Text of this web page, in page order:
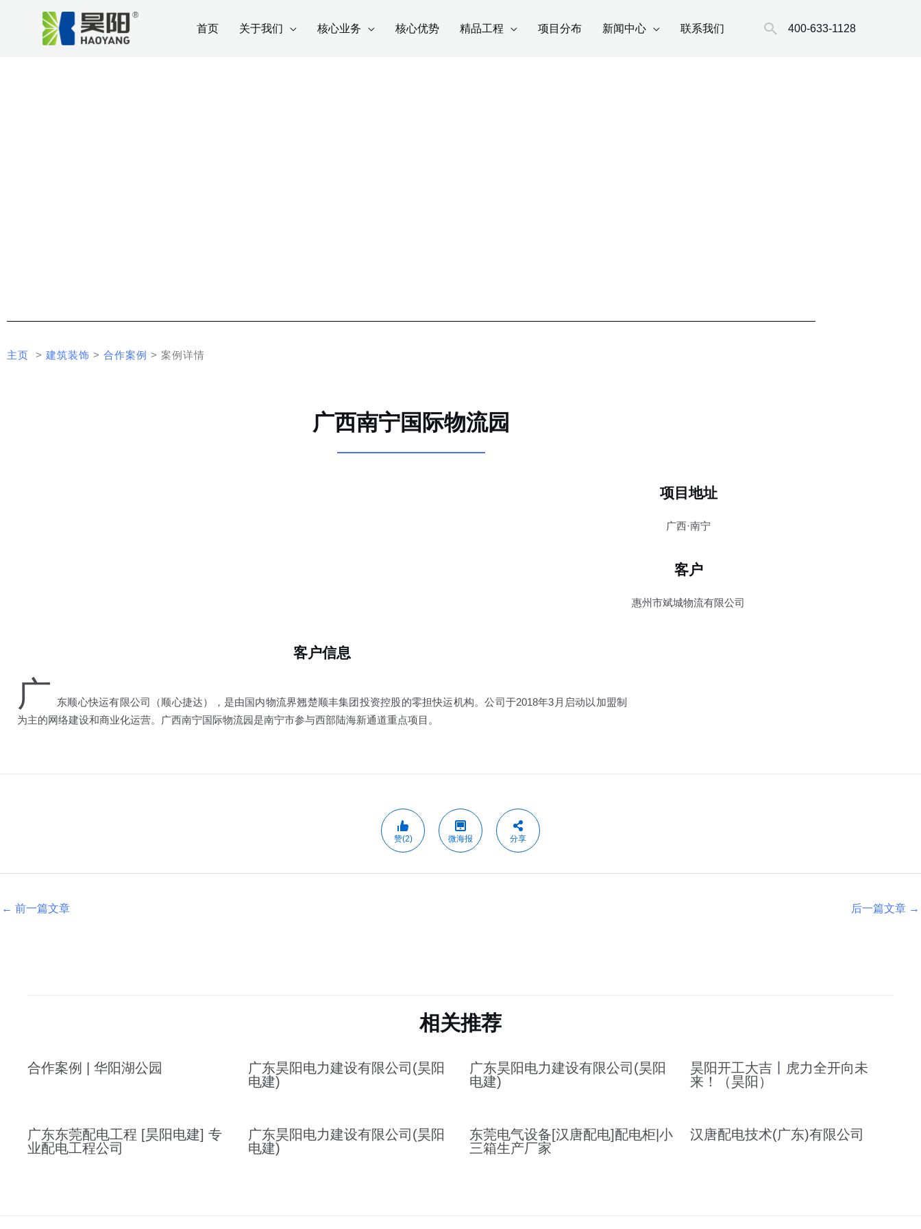
首页 关于我们 核心业务 核心优势 精品工程 项目分布 新闻中心 联系我们
搜
400-633-1128
主页 > 建筑装饰 > 合作案例 > 案例详情
广西南宁国际物流园
项目地址
广西·南宁
客户
惠州市斌城物流有限公司
客户信息
广
东顺心快运有限公司（顺心捷达），是由国内物流界翘楚顺丰集团投资控股的零担快运机构。公司于2018年3月启动以加盟制
为主的网络建设和商业化运营。广西南宁国际物流园是南宁市参与西部陆海新通道重点项目。
赞(2) 微海报 分享
navigation
← 前一篇文章 后一篇文章 →
相关推荐
合作案例 | 华阳湖公园
广东昊阳电力建设有限公司(昊阳
电建)
广东昊阳电力建设有限公司(昊阳
电建)
昊阳开工大吉丨虎力全开向未
来！（昊阳）
广东东莞配电工程 [昊阳电建] 专
业配电工程公司
广东昊阳电力建设有限公司(昊阳
电建)
东莞电气设备[汉唐配电]配电柜|小
三箱生产厂家
汉唐配电技术(广东)有限公司